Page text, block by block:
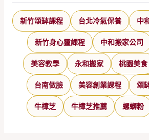
新竹頌缽課程 台北冷氣保養 中
新竹身心靈課程 中和搬家公司
美容教學 永和搬家 桃園美食
台南做臉 美容創業課程 頌
牛樟芝 牛樟芝推薦 螺螄粉